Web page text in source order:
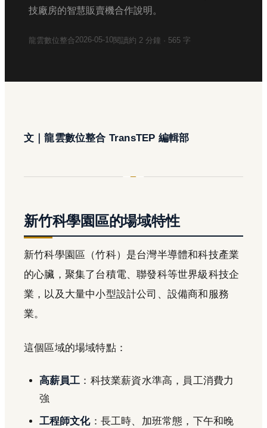
技廠房的智慧販賣機合作說明。
龍雲數位整合2026-05-10閱讀約 2 分鐘 · 565 字
文｜龍雲數位整合 TransTEP 編輯部
新竹科學園區的場域特性
新竹科學園區（竹科）是台灣半導體和科技產業
的心臟，聚集了台積電、聯發科等世界級科技企
業，以及大量中小型設計公司、設備商和服務
業。
這個區域的場域特點：
高薪員工 ：科技業薪資水準高，員工消費力
強
工程師文化：長工時、加班常態，下午和晚